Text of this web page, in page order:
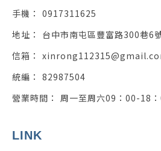
0917311625
82987504
台中市南屯區豐富路300巷6
周一至周六09：00-18